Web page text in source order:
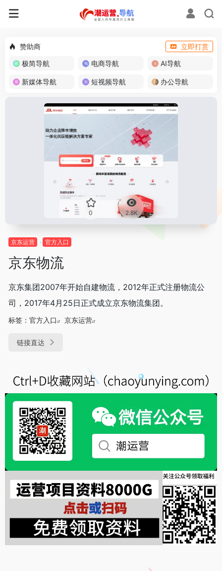
赞助商
立即打赏
极简导航
电商导航 AI导航
新媒体导航 短视频导航 办公导航
0 2.8K
京东运营 官方入口
京东物流
京东集团2007年开始自建物流，2012年正式注册物流公
司，2017年4月25日正式成立京东物流集团。
标签： 官方入口 京东运营
链接直达